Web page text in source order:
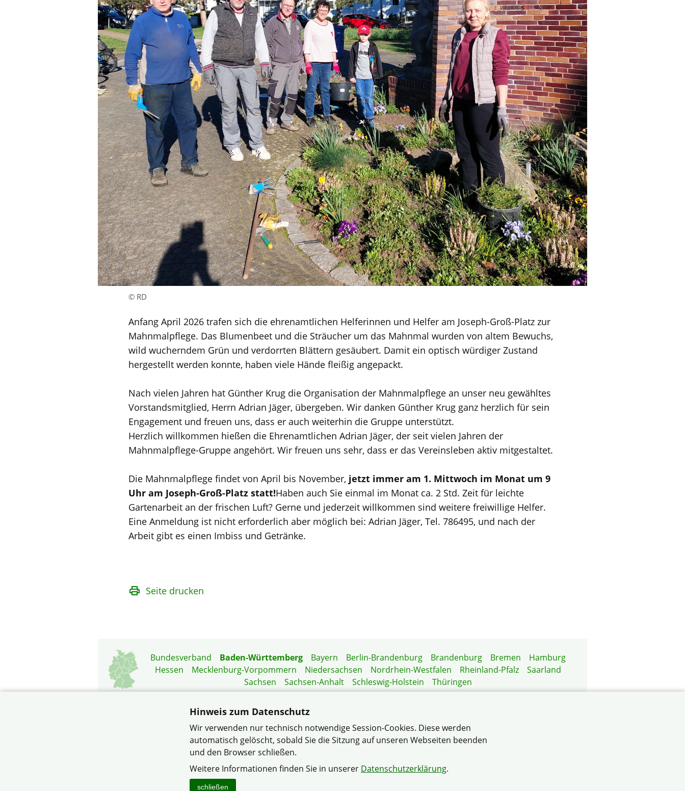
© RD
Anfang April 2026 trafen sich die ehrenamtlichen Helferinnen und Helfer am Joseph-Groß-Platz zur
Mahnmalpflege. Das Blumenbeet und die Sträucher um das Mahnmal wurden von altem Bewuchs,
wild wucherndem Grün und verdorrten Blättern gesäubert. Damit ein optisch würdiger Zustand
hergestellt werden konnte, haben viele Hände fleißig angepackt.
Nach vielen Jahren hat Günther Krug die Organisation der Mahnmalpflege an unser neu gewähltes
Vorstandsmitglied, Herrn Adrian Jäger, übergeben. Wir danken Günther Krug ganz herzlich für sein
Engagement und freuen uns, dass er auch weiterhin die Gruppe unterstützt.
Herzlich willkommen hießen die Ehrenamtlichen Adrian Jäger, der seit vielen Jahren der
Mahnmalpflege-Gruppe angehört. Wir freuen uns sehr, dass er das Vereinsleben aktiv mitgestaltet.
Die Mahnmalpflege findet von April bis November, jetzt immer am 1. Mittwoch im Monat um 9
Uhr am Joseph-Groß-Platz statt!Haben auch Sie einmal im Monat ca. 2 Std. Zeit für leichte
Gartenarbeit an der frischen Luft? Gerne und jederzeit willkommen sind weitere freiwillige Helfer.
Eine Anmeldung ist nicht erforderlich aber möglich bei: Adrian Jäger, Tel. 786495, und nach der
Arbeit gibt es einen Imbiss und Getränke.
Seite drucken
Bundesverband Baden-Württemberg Bayern Berlin-Brandenburg Brandenburg Bremen
Hamburg
Hessen
Mecklenburg-Vorpommern Niedersachsen Nordrhein-Westfalen Rheinland-Pfalz
Saarland
Sachsen
Sachsen-Anhalt Schleswig-Holstein
Thüringen
© Bürgerverein Siedlergemeinschaften Neureut-Kirchfeld e.V. im Verband Wohneigentum Baden-Württemberg e.V.
Datenschutzerklärung Impressum Sitemap
Hinweis zum Datenschutz
Wir verwenden nur technisch notwendige Session-Cookies. Diese werden
automatisch gelöscht, sobald Sie die Sitzung auf unseren Webseiten beenden
und den Browser schließen.
Weitere Informationen finden Sie in unserer Datenschutzerklärung.
schließen